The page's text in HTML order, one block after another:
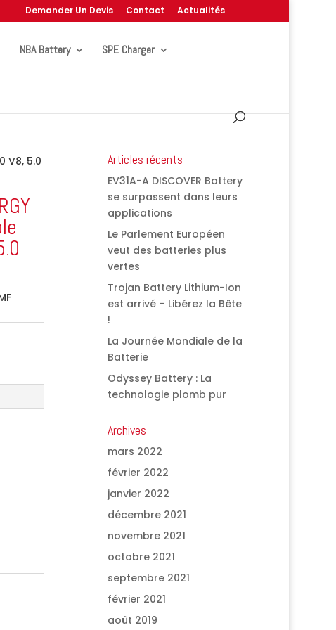
Demander Un Devis Contact Actualités
NBA Battery SPE Charger
V8, 5.0
Articles récents
EV31A-A DISCOVER Battery
se surpassent dans leurs
applications
Le Parlement Européen
veut des batteries plus
vertes
Trojan Battery Lithium-Ion
est arrivé – Libérez la Bête
!
La Journée Mondiale de la
Batterie
Odyssey Battery : La
technologie plomb pur
Archives
mars 2022
février 2022
janvier 2022
décembre 2021
novembre 2021
octobre 2021
septembre 2021
février 2021
août 2019